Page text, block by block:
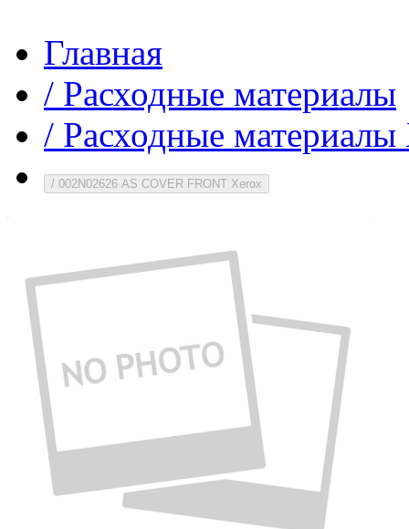
Главная
/ Расходные материалы
/ Расходные
/ 002N02626 AS COVER FRONT Xerox